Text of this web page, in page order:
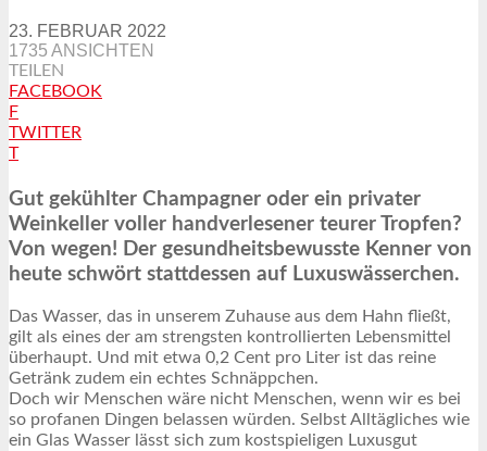
23. FEBRUAR 2022
1735 ANSICHTEN
TEILEN
FACEBOOK
F
TWITTER
T
Gut gekühlter Champagner oder ein privater
Weinkeller voller handverlesener teurer Tropfen?
Von wegen! Der gesundheitsbewusste Kenner von
heute schwört stattdessen auf Luxuswässerchen.
Das Wasser, das in unserem Zuhause aus dem Hahn fließt,
gilt als eines der am strengsten kontrollierten Lebensmittel
überhaupt. Und mit etwa 0,2 Cent pro Liter ist das reine
Getränk zudem ein echtes Schnäppchen.
Doch wir Menschen wäre nicht Menschen, wenn wir es bei
so profanen Dingen belassen würden. Selbst Alltägliches wie
ein Glas Wasser lässt sich zum kostspieligen Luxusgut